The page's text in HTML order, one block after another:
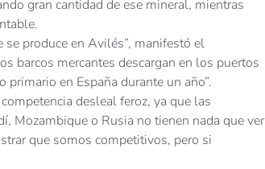
gran cantidad de ese mineral, mientras
produce en Avilés”, manifestó el
barcos mercantes descargan en los puertos
en España durante un año”.
desleal feroz, ya que las
Mozambique o Rusia no tienen nada que ver
que somos competitivos, pero si